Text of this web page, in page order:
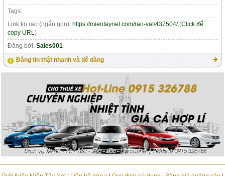
Tags:
Link tin rao (ngắn gọn): https://mientaynet.com/rao-vat/437504/(Click để
copy URL)
Đăng bởi:Sales001
Đăng tin thật nhanh và dễ dàng